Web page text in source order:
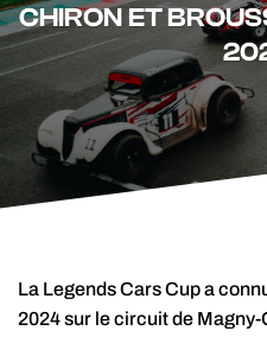
CHIRON ET
La Legends Cars Cup a
2024 sur le circuit de